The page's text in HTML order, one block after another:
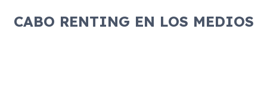
CABO RENTING EN LOS MEDIOS